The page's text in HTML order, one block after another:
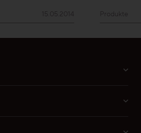
15.05.2014 Produkte